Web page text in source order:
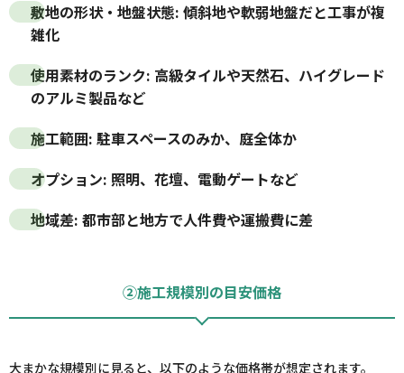
敷地の形状・地盤状態: 傾斜地や軟弱地盤だと工事が複
雑化
使用素材のランク: 高級タイルや天然石、ハイグレード
のアルミ製品など
施工範囲: 駐車スペースのみか、庭全体か
オプション: 照明、花壇、電動ゲートなど
地域差: 都市部と地方で人件費や運搬費に差
②施工規模別の目安価格
大まかな規模別に見ると、以下のような価格帯が想定されます。